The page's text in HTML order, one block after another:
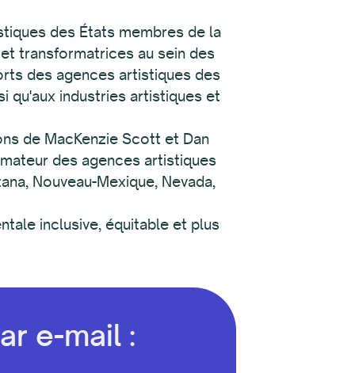
des États membres de la
transformatrices au sein des
des agences artistiques des
qu'aux industries artistiques et
de MacKenzie Scott et Dan
des agences artistiques
Nouveau-Mexique, Nevada,
inclusive, équitable et plus
e-mail :